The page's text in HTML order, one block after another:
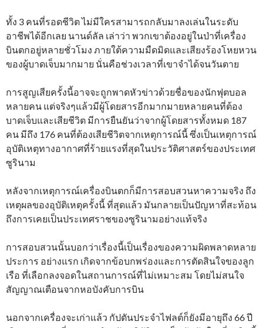
ทั้ง 3 คนที่รอดชีวิต ไม่มีใครสามารถกลับมาลงเล่นในระดับ
อาชีพได้อีกเลย นานด์ลัล เล่าว่า พวกเขาต้องอยู่ในป่าที่เครื่อง
บินตกอยู่หลายชั่วโมง ภายใต้ความมืดมิดและเสียงร้องโหยหวน
ของผู้บาดเจ็บมากมาย นั่นคือช่วงเวลาที่เขาจำได้จนวันตาย
การสูญเสียครั้งนี้อาจจะถูกพาดหัวข่าวด้วยชื่อของนักฟุตบอล
หลายคน แต่จริงๆแล้วมีผู้โดยสารอีกมากมายหลายคนที่ต้อง
บาดเจ็บและเสียชีวิต มีการยืนยันว่าจากผู้โดยสารทั้งหมด 187
คน มีถึง 176 คนที่ต้องเสียชีวิตจากเหตุการณ์นี้ ซึ่งเป็นเหตุการณ์
อุบัติเหตุทางอากาศที่ร้ายแรงที่สุดในประวัติศาสตร์ของประเทศ
ซูรินาม
หลังจากเหตุการณ์เครื่องบินตกก็มีการสอบสวนหาความจริง ถึง
เหตุผลของอุบัติเหตุครั้งนี้ ที่สุดแล้ว มันกลายเป็นปัญหาที่สะท้อน
ถึงการเคยเป็นประเทศราชของซูรินามอย่างแท้จริง
การสอบสวนนั้นบอกว่าเรื่องนี้เป็นเรื่องของความผิดพลาดหลาย
ประการ อย่างแรก เกิดจากข้อบกพร่องและการตัดสินใจของลูก
เรือ ที่เลือกลงจอดในสถานการณ์ที่ไม่เหมาะสม โดยไม่สนใจ
สัญญาณเตือนจากหอบังคับการบิน
นอกจากเครื่องจะเก่าแล้ว กัปตันประจำไฟลต์ก็ยังมีอายุถึง 66 ปี